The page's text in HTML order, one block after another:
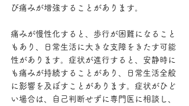
び痛みが増強することがあります。
痛みが慢性化すると、歩行が困難になること
もあり、日常生活に大きな支障をきたす可能
性があります。症状が進行すると、安静時に
も痛みが持続することがあり、日常生活全般
に影響を及ぼすことがあります。症状がひど
い場合は、自己判断せずに専門医に相談し、